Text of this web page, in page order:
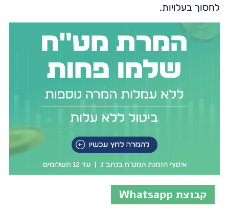
לחסוך בעלויות.
קבוצת Whatsapp